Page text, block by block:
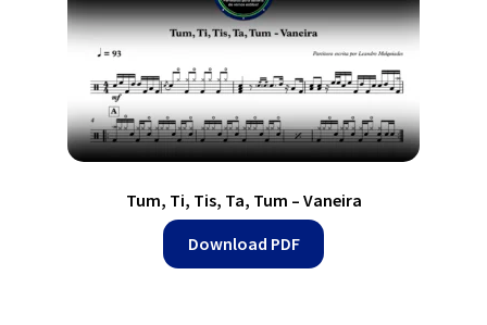
Tum, Ti, Tis, Ta, Tum – Vaneira
Download PDF